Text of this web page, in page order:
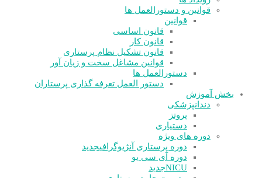
قوانین و دستورالعمل ها
قوانین
قانون اساسی
قانون کار
قانون تشکیل نظام پرستاری
قوانین مشاغل سخت و زیان آور
دستورالعمل ها
دستور العمل تعرفه گذاری پرستاران
بخش آموزش
دندانپزشکی
پروتز
دستیاری
دوره های ویژه
دوره پرستاری آنژیوگرافیجدید
دوره آی سی یو
NICUجدید